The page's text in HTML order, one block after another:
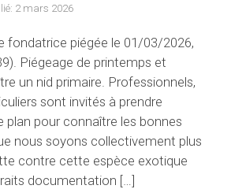
2 mars 2026
fondatrice piégée le 01/03/2026,
Piégeage de printemps et
un nid primaire. Professionnels,
sont invités à prendre
plan pour connaître les bonnes
nous soyons collectivement plus
contre cette espèce exotique
documentation […]